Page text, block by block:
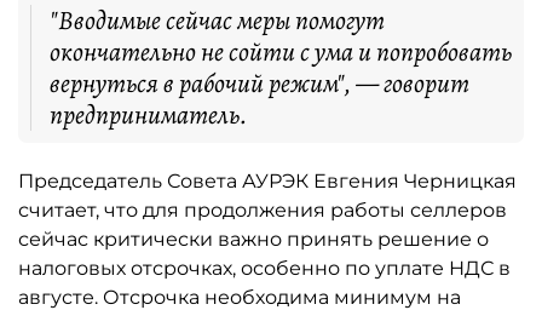
"Вводимые сейчас меры помогут
окончательно не сойти с ума и попробовать
вернуться в рабочий режим", — говорит
предприниматель.
Председатель Совета АУРЭК Евгения Черницкая
считает, что для продолжения работы селлеров
сейчас критически важно принять решение о
налоговых отсрочках, особенно по уплате НДС в
августе. Отсрочка необходима минимум на